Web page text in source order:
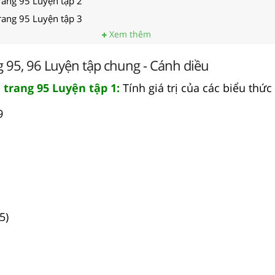
95 Luyện tập 3
Xem thêm
95, 96 Luyện tập chung - Cánh diều
trang 95 Luyện tập 1: Tính giá trị của các biểu thức